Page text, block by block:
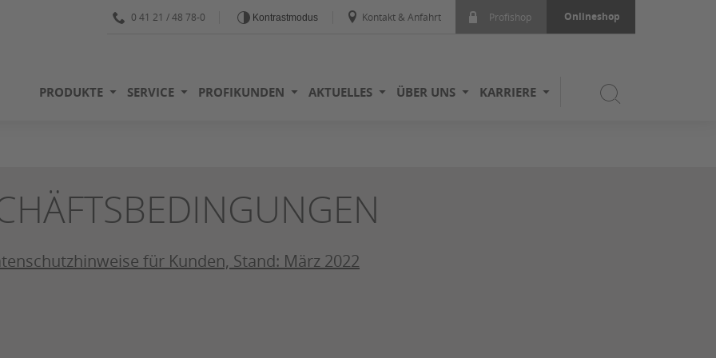
0 41 21 / 48 78-0 Kontrastmodus Kontakt & Anfahrt Profishop Onlineshop
PRODUKTE SERVICE PROFIKUNDEN AKTUELLES ÜBER UNS KARRIERE
für Kunden, Stand: März 2022